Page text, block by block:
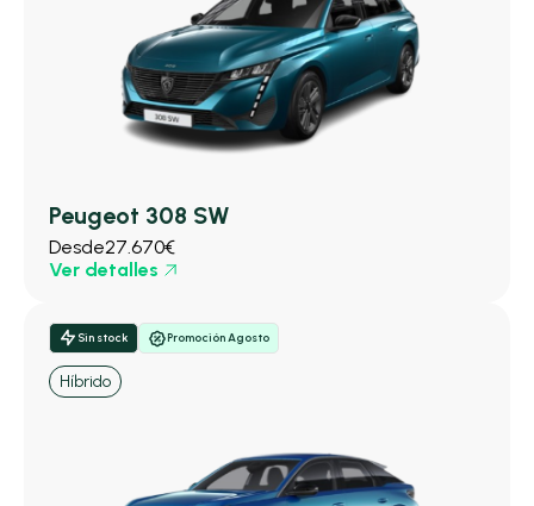
Peugeot 308 SW
Desde27.670€
Ver detalles
Sin stock Promoción Agosto
Híbrido